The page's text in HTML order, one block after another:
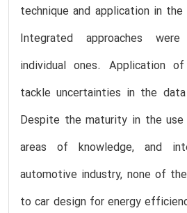
technique and application in
Integrated approaches
individual ones. Application
tackle uncertainties in the
Despite the maturity in the
areas of knowledge, and
automotive industry, none of
to car design for energy